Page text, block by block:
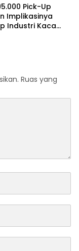
Pick-Up
Implikasinya
Industri Kaca
Ruas yang